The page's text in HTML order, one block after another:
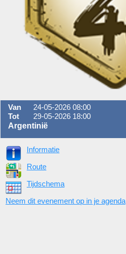
Van
24-05-2026 08:00
Tot
29-05-2026 18:00
Argentinië
Informatie
Route
Tijdschema
Neem dit evenement op in je agenda